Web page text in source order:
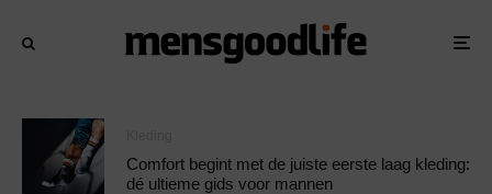
Comfort begint met de juiste eerste laag kleding:
dé ultieme gids voor mannen